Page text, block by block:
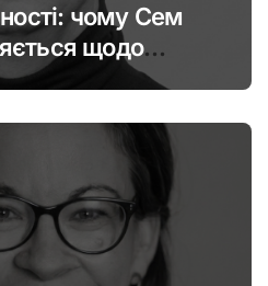
чому Сем
щодо